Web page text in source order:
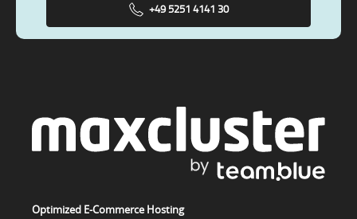
+49 5251 4141 30
Optimized E-Commerce Hosting